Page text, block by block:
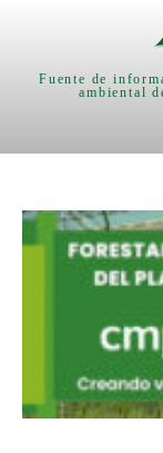
Fuente de
ambiental